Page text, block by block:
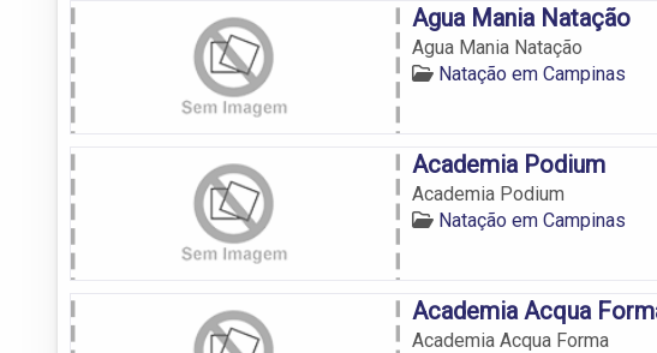
Agua Mania Natação
Agua Mania Natação
Natação em Campinas
Academia Podium
Academia Podium
Natação em Campinas
Academia Acqua
Academia Acqua Forma